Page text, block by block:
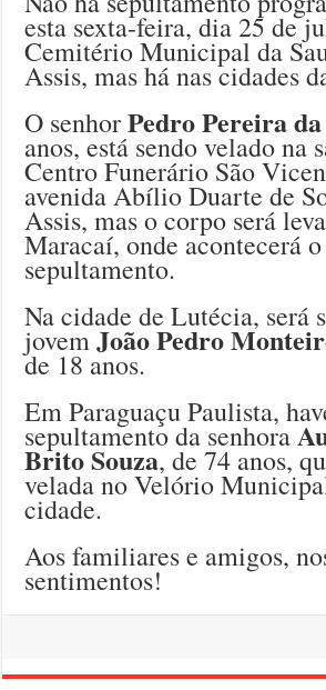
esta sexta-feira, dia 25 de
Cemitério Municipal da
Assis, mas há nas cidades
O senhorPedro Pereira
anos, está sendo velado na
Centro Funerário São
avenida Abílio Duarte de
Assis, mas o corpo será
Maracaí, onde acontecerá o
sepultamento.
Na cidade de Lutécia, será
jovemJoão Pedro
de 18 anos.
Em Paraguaçu Paulista,
sepultamento da senhora
Brito Souza, de 74 anos,
velada no Velório
cidade.
Aos familiares e amigos,
sentimentos!